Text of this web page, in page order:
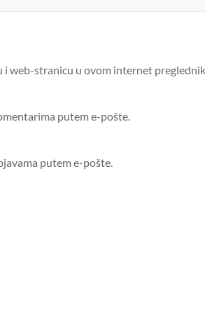
i web-stranicu u ovom internet
putem e-pošte.
putem e-pošte.